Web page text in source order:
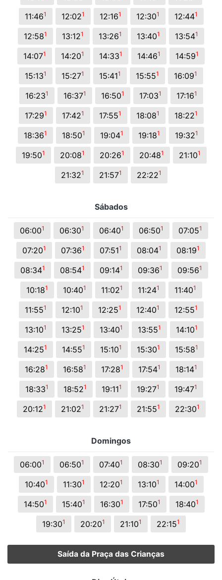
11:461 12:021 12:161 12:301 12:441
12:581 13:121 13:261 13:401 13:541
14:071 14:201 14:331 14:461 14:591
15:131 15:271 15:411 15:551 16:091
16:231 16:371 16:501 17:031 17:161
17:291 17:421 17:551 18:081 18:221
18:361 18:501 19:041 19:181 19:321
19:501 20:081 20:261 20:481 21:101
21:321 21:571 22:221
Sábados
06:001 06:301 06:401 06:501 07:051
07:201 07:361 07:511 08:041 08:191
08:341 08:541 09:141 09:361 09:561
10:181 10:401 11:021 11:241 11:401
11:551 12:101 12:251 12:401 12:551
13:101 13:251 13:401 13:551 14:101
14:251 14:551 15:101 15:301 15:581
16:281 16:581 17:281 17:541 18:141
18:331 18:521 19:111 19:271 19:471
20:121 21:021 21:271 21:551 22:301
Domingos
06:001 06:501 07:401 08:301 09:201
10:401 11:301 12:201 13:101 14:001
14:501 15:401 16:301 17:501 18:401
19:301 20:201 21:101 22:151
Saída da Praça das Crianças